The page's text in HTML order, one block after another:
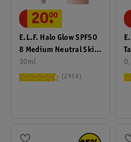
E.l.f. Halo Glow SPF50
8 Medium Neutral Skin
Tint
30ml
20.
00
2958